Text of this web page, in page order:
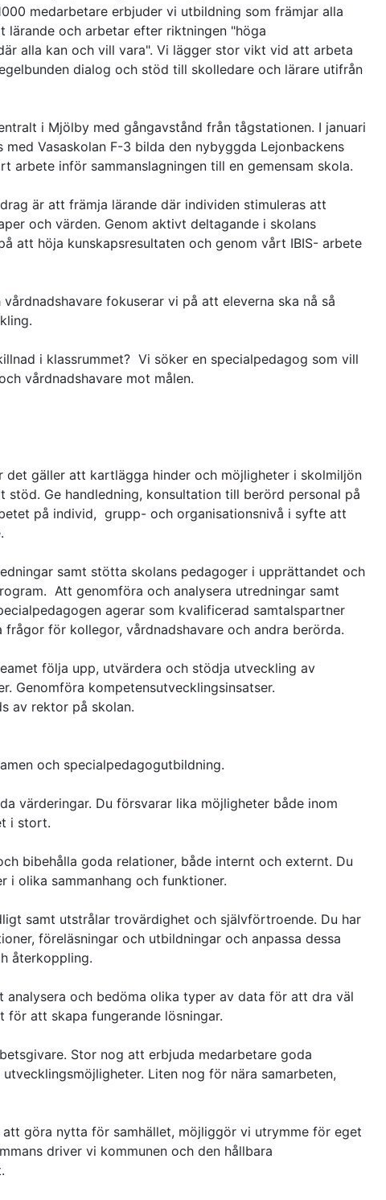
medarbetare erbjuder vi utbildning som främjar alla
lärande och arbetar efter riktningen "höga
alla kan och vill vara". Vi lägger stor vikt vid att arbeta
dialog och stöd till skolledare och lärare utifrån
i Mjölby med gångavstånd från tågstationen. I januari
Vasaskolan F-3 bilda den nybyggda Lejonbackens
arbete inför sammanslagningen till en gemensam skola.
är att främja lärande där individen stimuleras att
och värden. Genom aktivt deltagande i skolans
att höja kunskapsresultaten och genom vårt IBIS- arbete
fokuserar vi på att eleverna ska nå så
i klassrummet? Vi söker en specialpedagog som vill
vårdnadshavare mot målen.
det gäller att kartlägga hinder och möjligheter i skolmiljön
stöd. Ge handledning, konsultation till berörd personal på
på individ, grupp- och organisationsnivå i syfte att
samt stötta skolans pedagoger i upprättandet och
Att genomföra och analysera utredningar samt
agerar som kvalificerad samtalspartner
för kollegor, vårdnadshavare och andra berörda.
följa upp, utvärdera och stödja utveckling av
Genomföra kompetensutvecklingsinsatser.
av rektor på skolan.
och specialpedagogutbildning.
värderingar. Du försvarar lika möjligheter både inom
i stort.
bibehålla goda relationer, både internt och externt. Du
i olika sammanhang och funktioner.
samt utstrålar trovärdighet och självförtroende. Du har
föreläsningar och utbildningar och anpassa dessa
återkoppling.
analysera och bedöma olika typer av data för att dra väl
för att skapa fungerande lösningar.
Stor nog att erbjuda medarbetare goda
Liten nog för nära samarbeten,
göra nytta för samhället, möjliggör vi utrymme för eget
driver vi kommunen och den hållbara